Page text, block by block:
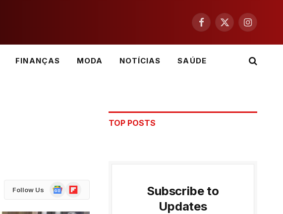
Facebook
X
Instagram
FINANÇAS MODA NOTÍCIAS SAÚDE
Follow Us
GoogleFlipboard
TOP POSTS
Subscribe to
Updates